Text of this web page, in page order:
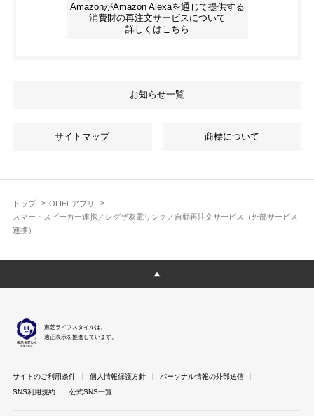
トップ
IOLIFEアプリ
スマートスピーカー連携／レグザ家電リンク／自動再注文サービス（外部サービス
連携）
AmazonがAmazon Alexaを通じて提供する
消費財の再注文サービスについて
詳しくはこちら
お知らせ一覧
サイトマップ 商標について
東芝ライフスタイルは、
適正表示を推進しています。
サイトのご利用条件 個人情報保護方針
パーソナル情報の外部送信
SNS利用規約
公式SNS一覧